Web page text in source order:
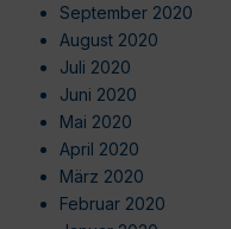
September 2020
August 2020
Juli 2020
Juni 2020
Mai 2020
April 2020
März 2020
Februar 2020